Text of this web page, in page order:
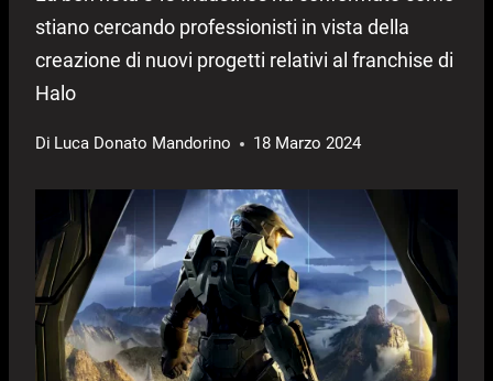
stiano cercando professionisti in vista della
creazione di nuovi progetti relativi al franchise di
Halo
Di Luca Donato Mandorino 18 Marzo 2024